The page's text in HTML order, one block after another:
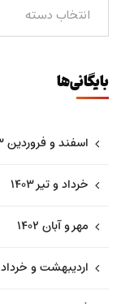
انتخاب دسته
بایگانی‌ها
اسفند و فروردین ۱۴۰۳
خرداد و تیر ۱۴۰۳
مهر و آبان ۱۴۰۲
اردیبهشت و خرداد ۱۴۰۲